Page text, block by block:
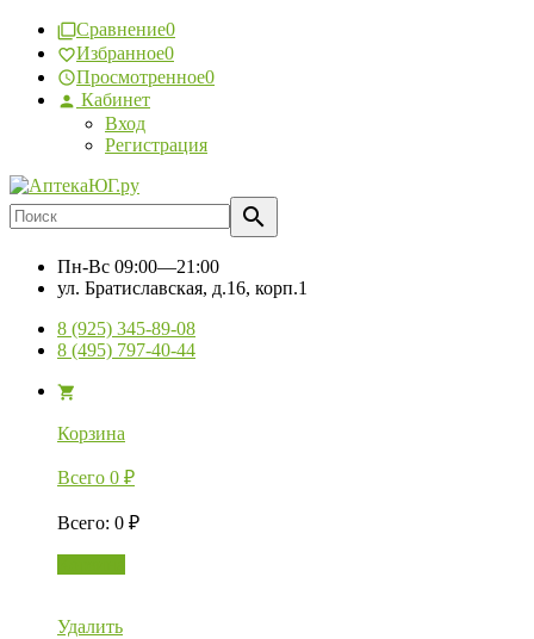
Сравнение0
Избранное0
Просмотренное0
Кабинет
Вход
Регистрация
Пн-Вс 09:00—21:00
ул. Братиславская, д.16, корп.1
8 (925) 345-89-08
8 (495) 797-40-44
Корзина
Всего 0 ₽
Всего: 0 ₽
Удалить